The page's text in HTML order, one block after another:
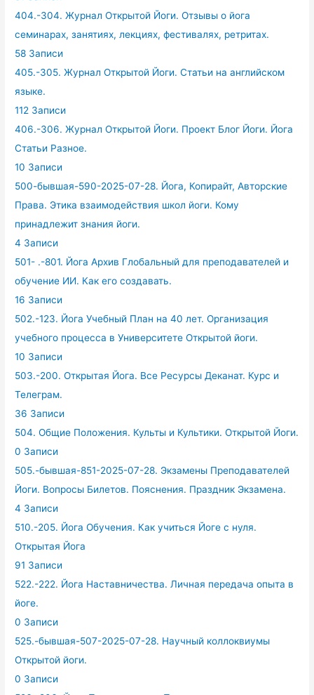
404.-304. Журнал Открытой Йоги. Отзывы о йога
семинарах, занятиях, лекциях, фестивалях, ретритах.
58 Записи
405.-305. Журнал Открытой Йоги. Статьи на английском
языке.
112 Записи
406.-306. Журнал Открытой Йоги. Проект Блог Йоги. Йога
Статьи Разное.
10 Записи
500-бывшая-590-2025-07-28. Йога, Копирайт, Авторские
Права. Этика взаимодействия школ йоги. Кому
принадлежит знания йоги.
4 Записи
501- .-801. Йога Архив Глобальный для преподавателей и
обучение ИИ. Как его создавать.
16 Записи
502.-123. Йога Учебный План на 40 лет. Организация
учебного процесса в Университете Открытой йоги.
10 Записи
503.-200. Открытая Йога. Все Ресурсы Деканат. Курс и
Телеграм.
36 Записи
504. Общие Положения. Культы и Культики. Открытой Йоги.
0 Записи
505.-бывшая-851-2025-07-28. Экзамены Преподавателей
Йоги. Вопросы Билетов. Пояснения. Праздник Экзамена.
4 Записи
510.-205. Йога Обучения. Как учиться Йоге с нуля.
Открытая Йога
91 Записи
522.-222. Йога Наставничества. Личная передача опыта в
йоге.
0 Записи
525.-бывшая-507-2025-07-28. Научный коллоквиумы
Открытой йоги.
0 Записи